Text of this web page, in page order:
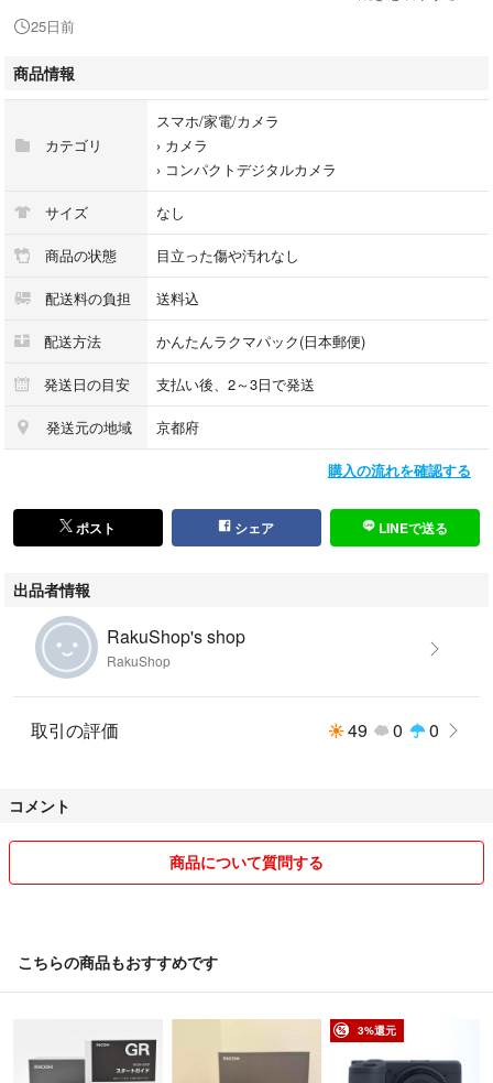
責とします。
■ お渡し物
■ 特長
*ttps://www.olympus.co.jp/jp/news/2007a/nr070125fe250j.html
●高解像力レンズにより、高画質な撮影が可能
●世界最高感度ISO10000の撮影が可能
800万画素でISO3200、
300万画素ではISO10000の高感度撮影が可能です。
さらに、「ペットモード」を追加しています。動きの早いペットでもぶれ
や赤目を防いだ撮影が可能です。
また、内蔵フラッシュの光が約20m先の被写体まで届くので、これまでは
撮影が難しかった薄暗い場所の遠くの被写体も明るく撮影することができ
●小型・薄型でスタイリッシュなデザイン
幅94mm、高さ56.5mm、薄さ22.3mmの小型・薄型でスタイリッシュなボ
2.5型の高精細な液晶モニターを搭載
暗い場所でも快適なフレーミングが可能な「ブライトキャプチャー機能」
マニュアル操作でISO感度の設定が可能
5コマ／秒の高速連写（画像サイズは300万画素以下に限定）
■ 注意事項について
のと返品はできませんのでご了承下さい。 落札前に商品説明を最後まで
25日前
商品情報
カテゴリ
スマホ/家電/カメラ
› カメラ
› コンパクトデジタルカメラ
サイズ なし
商品の状態 目立った傷や汚れなし
配送料の負担 送料込
配送方法 かんたんラクマパック(日本郵便)
発送日の目安 支払い後、2～3日で発送
発送元の地域 京都府
購入の流れを確認する
ポスト シェア LINEで送る
出品者情報
RakuShop's shop
RakuShop
取引の評価 49 0 0
コメント
商品について質問する
こちらの商品もおすすめです
3%還元